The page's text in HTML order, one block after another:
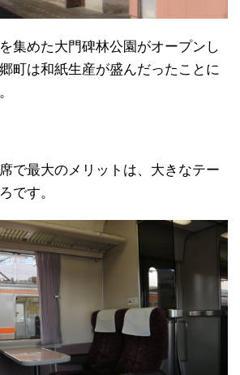
集めた大門碑林公園がオープンし
町は和紙生産が盛んだったことに
で最大のメリットは、大きなテー
です。